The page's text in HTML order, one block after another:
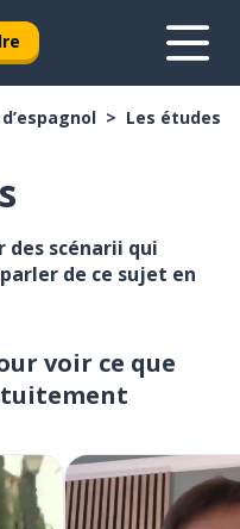
Les études
des scénarii qui
de ce sujet en
voir ce que